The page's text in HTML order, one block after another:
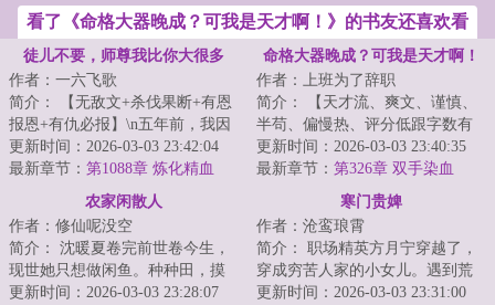
看了《命格大器晚成？可我是天才啊！》的书友还喜欢看
徒儿不要，师尊我比你大很多
作者：一六飞歌
简介： 【无敌文+杀伐果断+有恩
报恩+有仇必报】\n五年前，我因
护妹心切打断了一个大家族公子...
更新时间：2026-03-03 23:42:04
最新章节： 第1088章 炼化精血
命格大器晚成？可我是天才啊！
作者：上班为了辞职
简介： 【天才流、爽文、谨慎、
半苟、偏慢热、评分低跟字数有
关】\n......\n【命主：江...
更新时间：2026-03-03 23:40:35
最新章节： 第326章 双手染血
农家闲散人
作者：修仙呢没空
简介： 沈暖夏卷完前世卷今生，
现世她只想做闲鱼。种种田，摸
摸鱼，不知不觉修个在世仙。
更新时间：2026-03-03 23:28:07
寒门贵婢
作者：沧鸾琅霄
简介： 职场精英方月宁穿越了，
穿成穷苦人家的小女儿。遇到荒
年吃不饱穿不暖，只能赁身进大
更新时间：2026-03-03 23:31:00